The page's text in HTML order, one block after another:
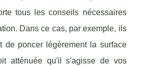
tous les conseils nécessaires
Dans ce cas, par exemple, ils
de poncer légèrement la surface
atténuée qu'il s'agisse de vos